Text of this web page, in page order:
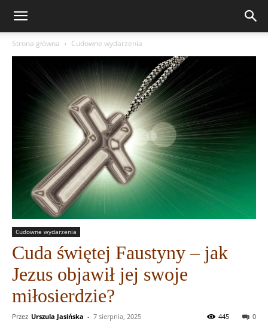
Strona główna Cudowne wydarzenia
Cudowne wydarzenia
Cuda świętej Faustyny – jak
Jezus objawił jej swoje
miłosierdzie?
Przez Urszula Jasińska - 7 sierpnia, 2025 0
445